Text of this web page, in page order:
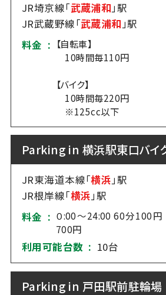
JR埼京線「武蔵浦和」駅
JR武蔵野線「武蔵浦和」駅
料金 : 【自転車】
10時間毎110円
【バイク】
10時間毎220円
※125cc以下
Parking in 横浜駅東口バイ
JR東海道本線「横浜」駅
JR根岸線「横浜」駅
料金 : ０:00～24:00 60分100
700円
利用可能台数 : 10台
Parking in 戸田駅前駐輪場